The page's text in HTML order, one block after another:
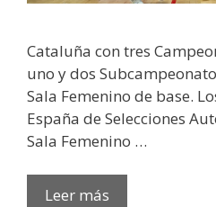
Cataluña con tres
uno y dos
Sala Femenino de base.
España de Selecciones
Sala Femenino …
Leer más